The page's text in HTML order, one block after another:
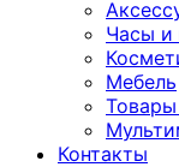
Часы и
Мебель
Контакты